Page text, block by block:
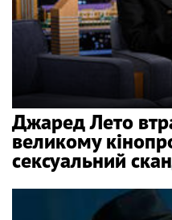
Джаред Лето
великому
сексуальний